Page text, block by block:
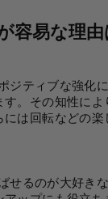
容易な理
ジティブな強化
。その知性によ
は回転などの
せるのが大好き